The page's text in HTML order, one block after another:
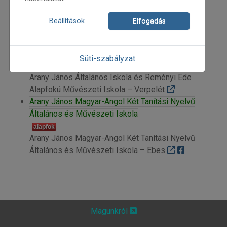
Arany János Általános Iskola és Alapfokú
Művészeti Iskola – Lenti
Alapfokú Művészeti Iskola
Arany János Általános Iskola és Reményi Ede
Alapfokú Művészeti Iskola – Verpelét
Arany János Magyar-Angol Két Tanítási Nyelvű
Általános és Művészeti Iskola
alapfok
Arany János Magyar-Angol Két Tanítási Nyelvű
Általános és Művészeti Iskola – Ebes
Beállítások Elfogadás
Süti-szabályzat
Magunkról